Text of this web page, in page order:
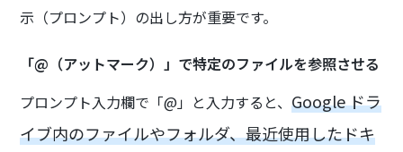
示（プロンプト）の出し方が重要です。
「@（アットマーク）」で特定のファイルを参照させる
プロンプト入力欄で「@」と入力すると、Google ドラ
イブ内のファイルやフォルダ、最近使用したドキ